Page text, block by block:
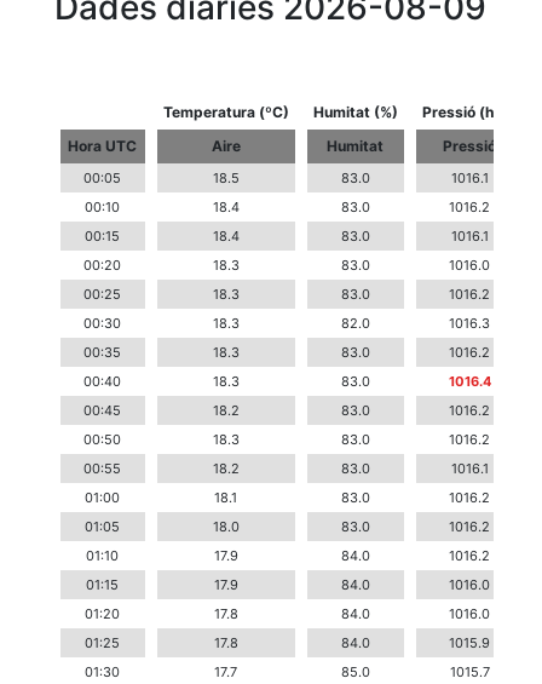
Temperatura (ºC) Humitat (%)
Pressió (hPa)
Hora UTC
Aire Humitat Pressió
00:05 18.5 83.0
1016.1
00:10
18.4 83.0
1016.2
00:15
18.4 83.0
1016.1
00:20
18.3 83.0
1016.0
00:25
18.3 83.0
1016.2
00:30
18.3 82.0
1016.3
00:35
18.3 83.0
1016.2
00:40
18.3 83.0
1016.4
00:45
18.2 83.0
1016.2
00:50
18.3 83.0
1016.2
00:55
18.2 83.0
1016.1
01:00
18.1 83.0
1016.2
01:05
18.0 83.0
1016.2
01:10
17.9 84.0
1016.2
01:15
17.9 84.0
1016.0
01:20
17.8 84.0
1016.0
01:25
17.8 84.0
1015.9
01:30
17.7 85.0
1015.7